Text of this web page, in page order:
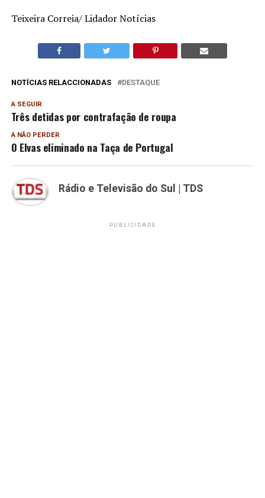
Teixeira Correia/ Lidador Notícias
NOTÍCIAS RELACCIONADAS DESTAQUE
A SEGUIR
Três detidas por contrafação de roupa
A NÃO PERDER
O Elvas eliminado na Taça de Portugal
Rádio e Televisão do Sul | TDS
PUBLICIDADE